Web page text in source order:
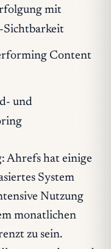
mit
Sichtbarkeit
Content
und
Ahrefs hat einige
System
Nutzung
monatlichen
zu sein.